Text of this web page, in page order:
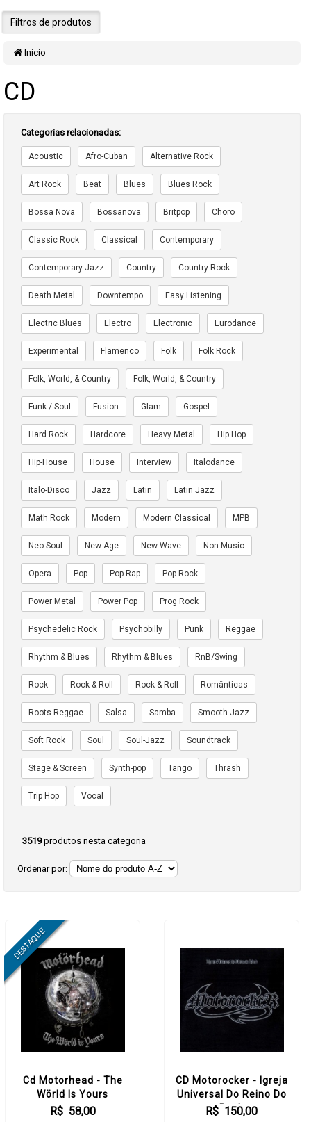
Filtros de produtos
Início
CD
Categorias relacionadas:
Acoustic Afro-Cuban Alternative Rock
Art Rock Beat Blues Blues Rock
Bossa Nova Bossanova Britpop Choro
Classic Rock Classical Contemporary
Contemporary Jazz Country Country Rock
Death Metal Downtempo Easy Listening
Electric Blues Electro Electronic Eurodance
Experimental Flamenco Folk Folk Rock
Folk, World, & Country Folk, World, & Country
Funk / Soul Fusion Glam Gospel
Hard Rock Hardcore Heavy Metal Hip Hop
Hip-House House Interview Italodance
Italo-Disco Jazz Latin Latin Jazz
Math Rock Modern Modern Classical MPB
Neo Soul New Age New Wave Non-Music
Opera Pop Pop Rap Pop Rock
Power Metal Power Pop Prog Rock
Psychedelic Rock Psychobilly Punk Reggae
Rhythm & Blues Rhythm & Blues RnB/Swing
Rock Rock & Roll Rock & Roll Românticas
Roots Reggae Salsa Samba Smooth Jazz
Soft Rock Soul Soul-Jazz Soundtrack
Stage & Screen Synth-pop Tango Thrash
Trip Hop Vocal
3519produtos nesta categoria
Ordenar por:
Cd Motorhead - The
Wörld Is Yours
R$ 58,00
CD Motorocker - Igreja
Universal Do Reino Do
Rock
R$ 150,00